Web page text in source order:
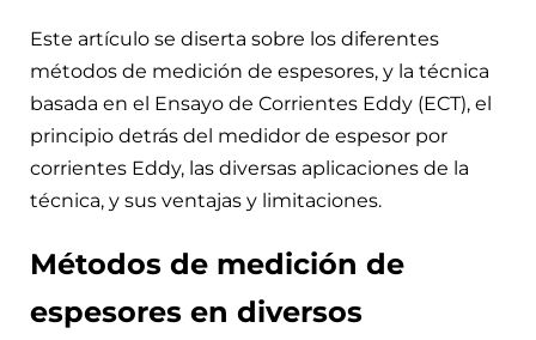
Este artículo se diserta sobre los diferentes
métodos de medición de espesores, y la técnica
basada en el Ensayo de Corrientes Eddy (ECT), el
principio detrás del medidor de espesor por
corrientes Eddy, las diversas aplicaciones de la
técnica, y sus ventajas y limitaciones.
Métodos de medición de
espesores en diversos